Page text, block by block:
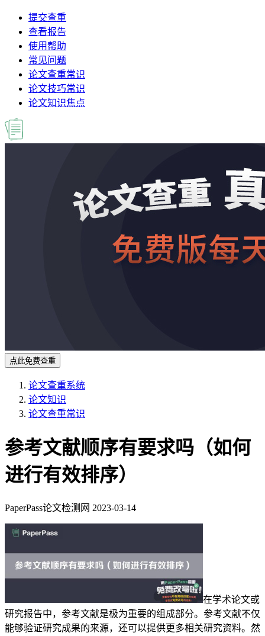
提交查重
查看报告
使用帮助
常见问题
论文查重常识
论文技巧常识
论文知识焦点
点此免费查重
论文查重系统
论文知识
论文查重常识
参考文献顺序有要求吗（如何
进行有效排序）
PaperPass论文检测网 2023-03-14
在学术论文或
研究报告中，参考文献是极为重要的组成部分。参考文献不仅
能够验证研究成果的来源，还可以提供更多相关研究资料。然